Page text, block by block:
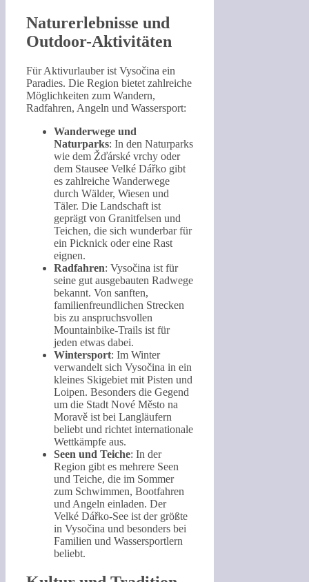
Naturerlebnisse und
Outdoor-Aktivitäten
Für Aktivurlauber ist Vysočina ein
Paradies. Die Region bietet zahlreiche
Möglichkeiten zum Wandern,
Radfahren, Angeln und Wassersport:
Wanderwege und
Naturparks: In den Naturparks
wie dem Žďárské vrchy oder
dem Stausee Velké Dářko gibt
es zahlreiche Wanderwege
durch Wälder, Wiesen und
Täler. Die Landschaft ist
geprägt von Granitfelsen und
Teichen, die sich wunderbar für
ein Picknick oder eine Rast
eignen.
Radfahren: Vysočina ist für
seine gut ausgebauten Radwege
bekannt. Von sanften,
familienfreundlichen Strecken
bis zu anspruchsvollen
Mountainbike-Trails ist für
jeden etwas dabei.
Wintersport: Im Winter
verwandelt sich Vysočina in ein
kleines Skigebiet mit Pisten und
Loipen. Besonders die Gegend
um die Stadt Nové Město na
Moravě ist bei Langläufern
beliebt und richtet internationale
Wettkämpfe aus.
Seen und Teiche: In der
Region gibt es mehrere Seen
und Teiche, die im Sommer
zum Schwimmen, Bootfahren
und Angeln einladen. Der
Velké Dářko-See ist der größte
in Vysočina und besonders bei
Familien und Wassersportlern
beliebt.